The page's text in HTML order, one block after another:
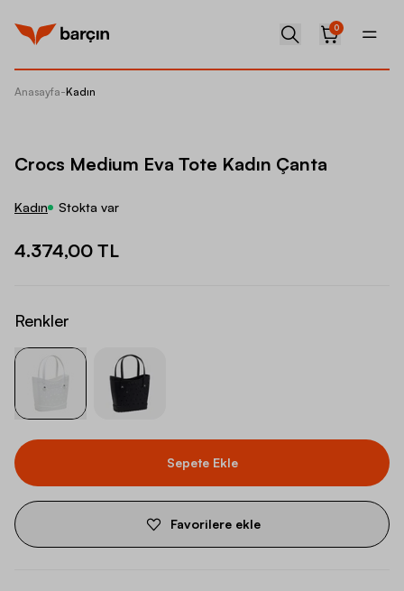
0
Anasayfa-Kadın
Crocs Medium Eva Tote Kadın Çanta
Kadın Stokta var
4.374,00 TL
Renkler
Sepete Ekle
Favorilere ekle